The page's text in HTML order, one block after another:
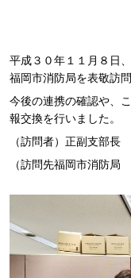
平成３０年１１月８日
福岡市消防局を表敬訪問
今後の連携の確認や、
報交換を行いました。
（訪問者）正副支部長
（訪問先福岡市消防